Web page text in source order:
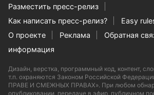
Разместить пресс-релиз
Как написать пресс-релиз?
Easy
О проекте
Реклама Обратная
информация
Дизайн, верстка, программный код, контент,
т.п. охраняются Законом Российской
ПРАВЕ И СМЕЖНЫХ ПРАВАХ». При любом
опубликовании, передаче в эфир, публичном